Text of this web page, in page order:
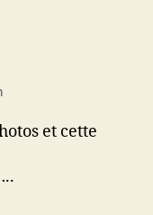
et cette